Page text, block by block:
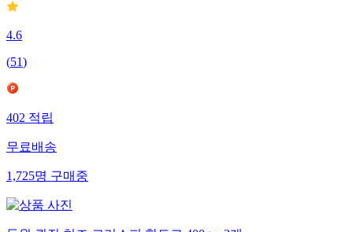
4.6
(51)
402 적립
무료배송
1,725명 구매중